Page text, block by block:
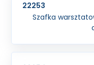
22253
Szafka